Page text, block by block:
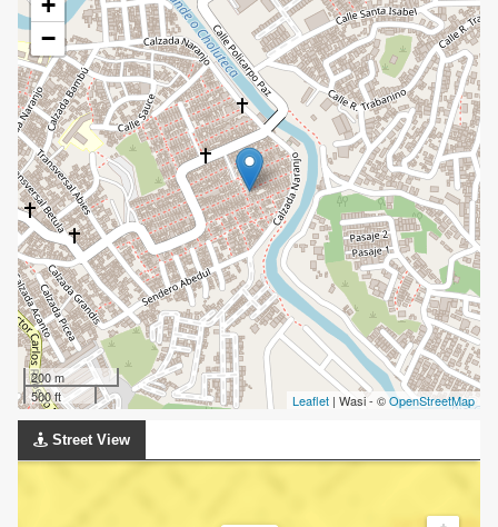
−
200 m
500 ft
Leaflet | Wasi - ©OpenStreetMap
Street View